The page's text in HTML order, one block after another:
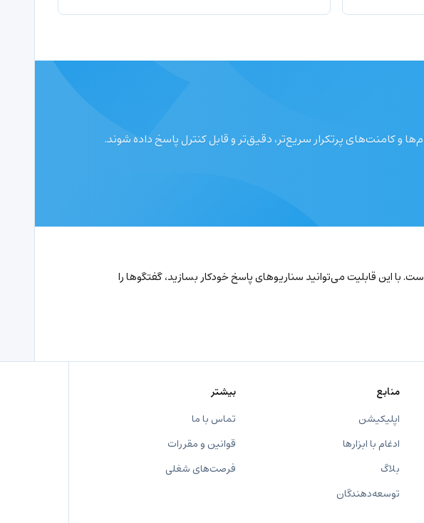
و کامنت‌های پرتکرار سریع‌تر، دقیق‌تر و قابل کنترل پاسخ داده شوند.
این قابلیت می‌توانید سناریوهای پاسخ خودکار بسازید، گفتگوها را
منابع
اپلیکیشن
ادغام با ابزارها
بلاگ
توسعه‌دهندگان
بیشتر
تماس با ما
قوانین و مقررات
فرصت‌های شغلی